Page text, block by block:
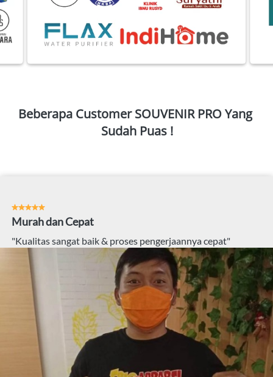
Beberapa Customer SOUVENIR PRO Yang
Sudah Puas !
Murah dan Cepat
"Kualitas sangat baik & proses pengerjaannya cepat"